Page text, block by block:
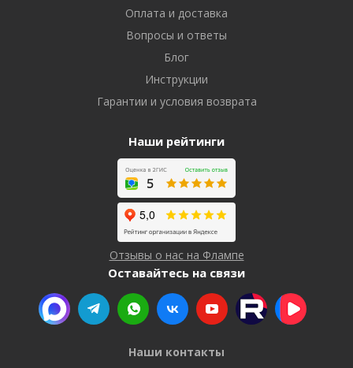
Оплата и доставка
Вопросы и ответы
Блог
Инструкции
Гарантии и условия возврата
Наши рейтинги
Отзывы о нас на Флампе
Оставайтесь на связи
Наши контакты